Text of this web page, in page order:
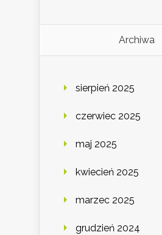
Archiwa
sierpień 2025
czerwiec 2025
maj 2025
kwiecień 2025
marzec 2025
grudzień 2024